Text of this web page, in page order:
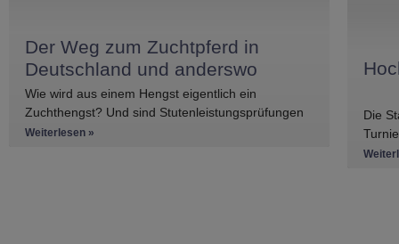
Der Weg zum Zuchtpferd in
Deutschland und anderswo
Wie wird aus einem Hengst eigentlich ein
Zuchthengst? Und sind Stutenleistungsprüfungen
ein Muss oder ein Kann? Einblicke in die
Weiterlesen »
Die
Basis